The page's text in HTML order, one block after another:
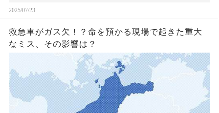
2025/07/23
救急車がガス欠！？命を預かる現場で起きた重大
なミス、その影響は？